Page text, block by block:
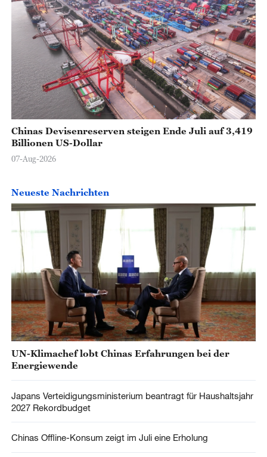
Chinas Devisenreserven steigen Ende Juli auf 3,419
Billionen US-Dollar
07-Aug-2026
Neueste Nachrichten
UN-Klimachef lobt Chinas Erfahrungen bei der
Energiewende
Japans Verteidigungsministerium beantragt für Haushaltsjahr
2027 Rekordbudget
Chinas Offline-Konsum zeigt im Juli eine Erholung